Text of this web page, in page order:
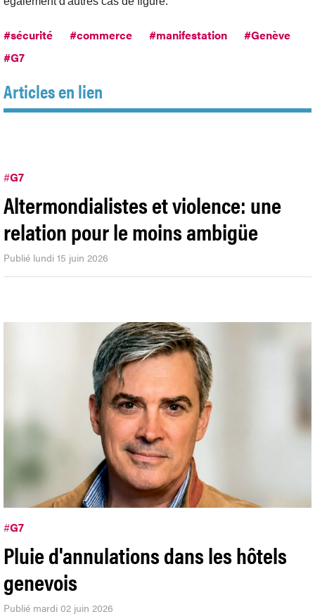
#sécurité #commerce #manifestation
#Genève
#G7
Articles en lien
#G7
Altermondialistes et violence: une
relation pour le moins ambigüe
Publié lundi 15 juin 2026
#G7
Pluie d'annulations dans les hôtels
genevois
Publié mardi 02 juin 2026